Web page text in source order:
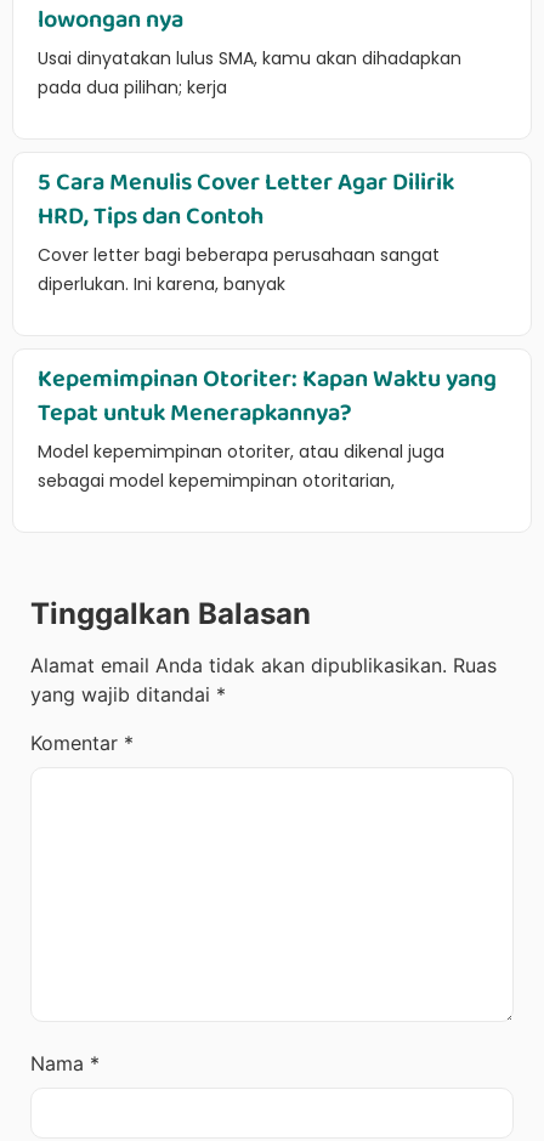
lowongan nya
Usai dinyatakan lulus SMA, kamu akan dihadapkan
pada dua pilihan; kerja
5 Cara Menulis Cover Letter Agar Dilirik
HRD, Tips dan Contoh
Cover letter bagi beberapa perusahaan sangat
diperlukan. Ini karena, banyak
Kepemimpinan Otoriter: Kapan Waktu yang
Tepat untuk Menerapkannya?
Model kepemimpinan otoriter, atau dikenal juga
sebagai model kepemimpinan otoritarian,
Tinggalkan Balasan
Alamat email Anda tidak akan dipublikasikan. Ruas
yang wajib ditandai *
Komentar *
Nama *